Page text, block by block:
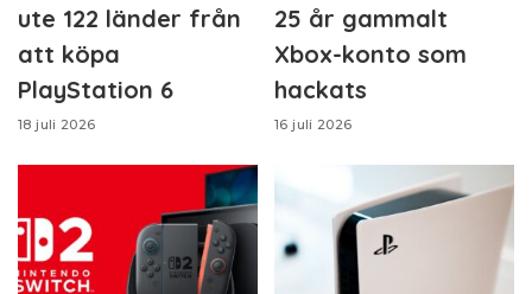
ute 122 länder från
att köpa
PlayStation 6
18 juli 2026
25 år gammalt
Xbox-konto som
hackats
16 juli 2026